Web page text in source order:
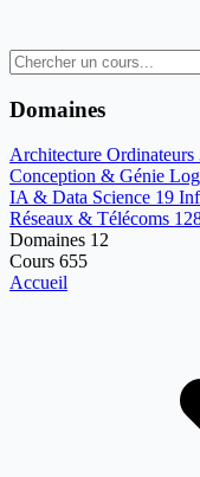
Domaines
Architecture Ordinateurs
Conception & Génie
IA & Data Science 19
Réseaux & Télécoms
Domaines 12
Cours 655
Accueil